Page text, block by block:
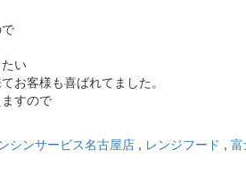
い
お客様も喜ばれてました。
すので
シンサービス名古屋店 , レンジフード ,